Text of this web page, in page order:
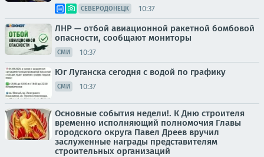
СЕВЕРОДОНЕЦК 10:37
ЛНР — отбой авиационной ракетной бомбовой
опасности, сообщают мониторы
СМИ 10:37
Юг Луганска сегодня с водой по графику
СМИ 10:37
Основные события недели!. К Дню строителя
временно исполняющий полномочия Главы
городского округа Павел Дреев вручил
заслуженные награды представителям
строительных организаций